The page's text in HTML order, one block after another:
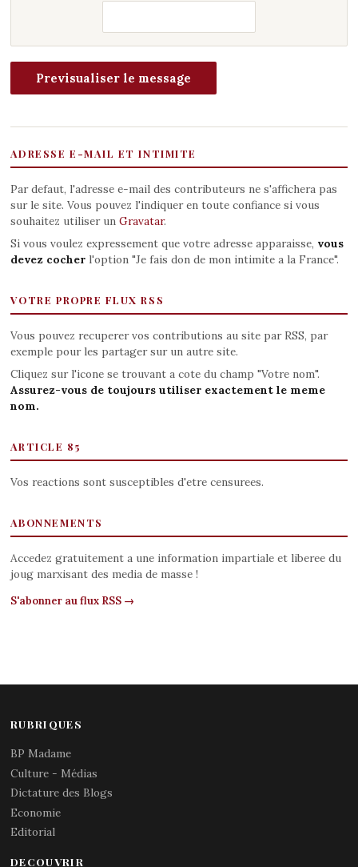
ADRESSE E-MAIL ET INTIMITE
Par defaut, l'adresse e-mail des contributeurs ne s'affichera pas
sur le site. Vous pouvez l'indiquer en toute confiance si vous
souhaitez utiliser un Gravatar.
Si vous voulez expressement que votre adresse apparaisse, vous
devez cocherl'option "Je fais don de mon intimite a la France".
VOTRE PROPRE FLUX RSS
Vous pouvez recuperer vos contributions au site par RSS, par
exemple pour les partager sur un autre site.
Cliquez sur l'icone se trouvant a cote du champ "Votre nom".
Assurez-vous de toujours utiliser exactement le meme
nom.
ARTICLE 85
Vos reactions sont susceptibles d'etre censurees.
ABONNEMENTS
Accedez gratuitement a une information impartiale et liberee du
joug marxisant des media de masse !
S'abonner au flux RSS →
RUBRIQUES
BP Madame
Culture - Médias
Dictature des Blogs
Economie
Editorial
DECOUVRIR